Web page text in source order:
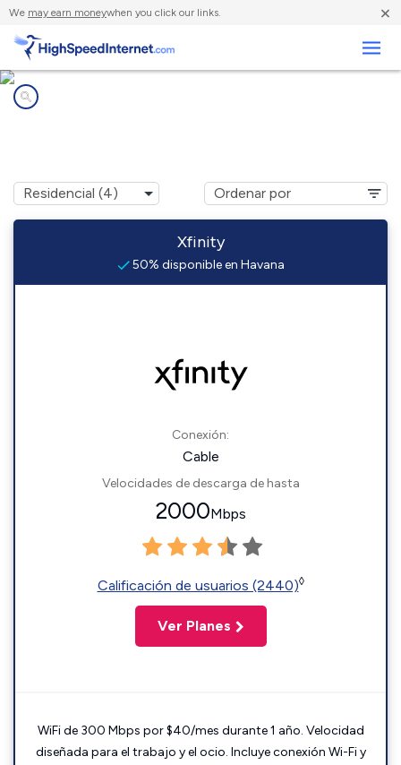
We may earn moneywhen you click our links. ×
Xfinity
50% disponible en Havana
Conexión:
Cable
Velocidades de descarga de hasta
2000Mbps
Calificación de usuarios (2440)◊
Ver Planes
WiFi de 300 Mbps por $40/mes durante 1 año. Velocidad
diseñada para el trabajo y el ocio. Incluye conexión Wi-Fi y